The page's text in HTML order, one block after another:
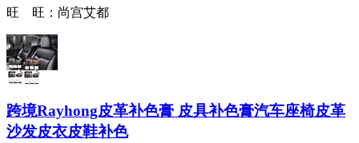
旺 旺： 尚宫艾都
跨境Rayhong皮革补色膏 皮具补色膏汽车座椅皮革
沙发皮衣皮鞋补色